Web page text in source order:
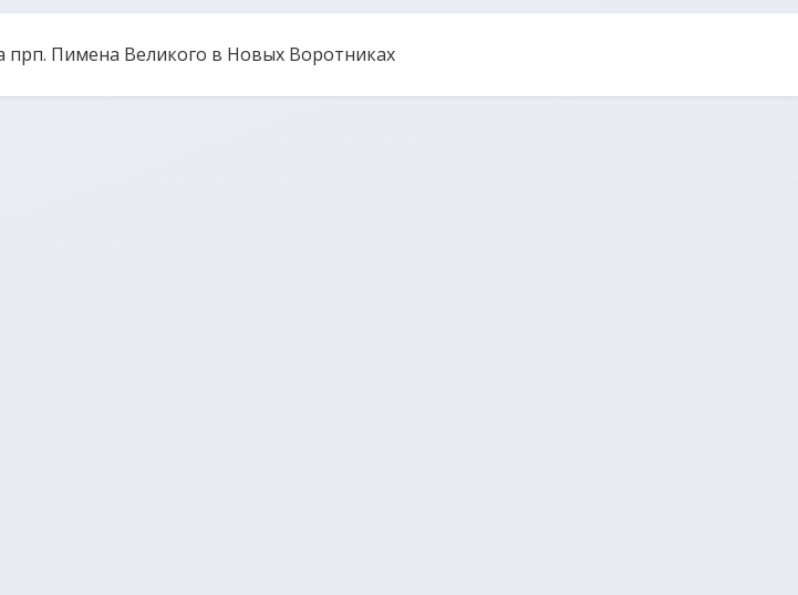
Пимена Великого в Новых Воротниках